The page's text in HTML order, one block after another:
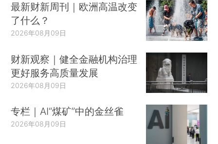
最新财新周刊｜欧洲高温改变
了什么？
2026年08月09日
财新观察｜健全金融机构治理
更好服务高质量发展
2026年08月09日
专栏｜AI“煤矿”中的金丝雀
2026年08月09日